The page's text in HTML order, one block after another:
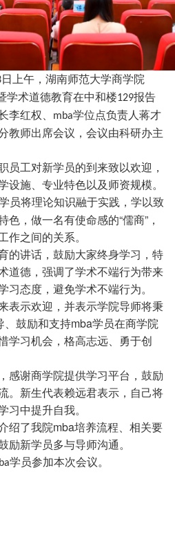
日上午，湖南师范大学商学院
学术道德教育在中和楼129报告
李红权、 mba学位点负责人蒋才
教师出席会议，会议由科研办主
员工对新学员的到来致以欢迎，
设施、专业特色以及师资规模。
员将理论知识融于实践，学以致
色，做一名有使命感的“儒商” ，
作之间的关系。
的讲话，鼓励大家终身学习，特
道德，强调了学术不端行为带来
习态度，避免学术不端行为。
表示欢迎，并表示学院导师将秉
、鼓励和支持mba学员在商学院
学习机会，格高志远、勇于创
感谢商学院提供学习平台，鼓励
。新生代表赖远君表示，自己将
习中提升自我。
绍了我院mba培养流程、相关要
励新学员多与导师沟通 。
学员参加本次会议。